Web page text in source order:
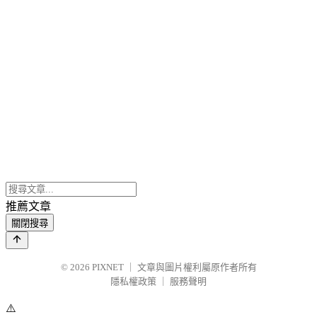
推薦文章
關閉搜尋
© 2026 PIXNET
文章與圖片權利屬原作者所有
隱私權政策
服務聲明
⚠️